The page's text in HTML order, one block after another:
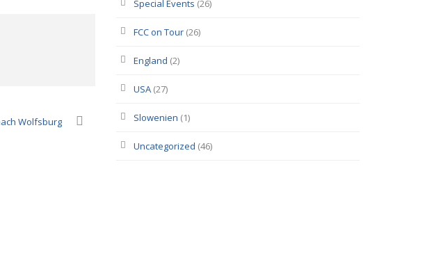
Wolfsburg
Special Events (26)
FCC on Tour (26)
England (2)
USA (27)
Slowenien (1)
Uncategorized (46)